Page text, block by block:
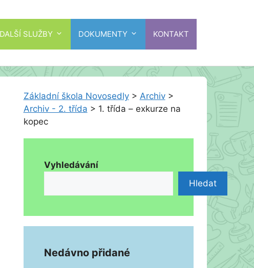
DALŠÍ SLUŽBY DOKUMENTY KONTAKT
Základní škola Novosedly> Archiv>
Archiv - 2. třída > 1. třída – exkurze na
kopec
Vyhledávání
Hledat
Nedávno přidané